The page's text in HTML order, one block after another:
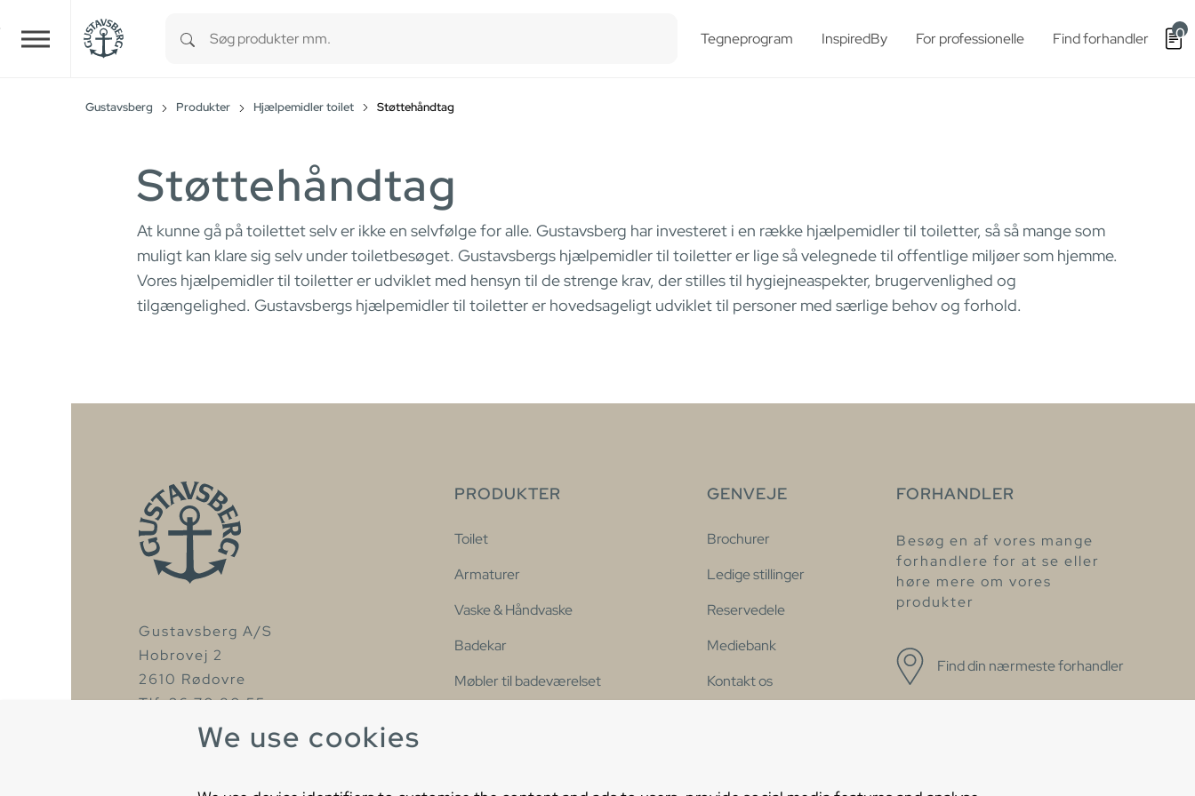
We use cookies
Skip to main content Tegneprogram InspiredBy For professionelle Find forhandler 0
Gustavsberg Produkter Hjælpemidler toilet Støttehåndtag
Støttehåndtag
At kunne gå på toilettet selv er ikke en selvfølge for alle. Gustavsberg har investeret i en række hjælpemidler til toiletter, så så mange som
muligt kan klare sig selv under toiletbesøget. Gustavsbergs hjælpemidler til toiletter er lige så velegnede til offentlige miljøer som hjemme.
Vores hjælpemidler til toiletter er udviklet med hensyn til de strenge krav, der stilles til hygiejneaspekter, brugervenlighed og
tilgængelighed. Gustavsbergs hjælpemidler til toiletter er hovedsageligt udviklet til personer med særlige behov og forhold.
Gustavsberg A/S
Hobrovej 2
2610 Rødovre
Tlf. 36 70 80 55
PRODUKTER
Toilet
Armaturer
Vaske & Håndvaske
Badekar
Møbler til badeværelset
GENVEJE
Brochurer
Ledige stillinger
Reservedele
Mediebank
Kontakt os
FORHANDLER
Besøg en af vores mange
forhandlere for at se eller
høre mere om vores
produkter
Find din nærmeste forhandler